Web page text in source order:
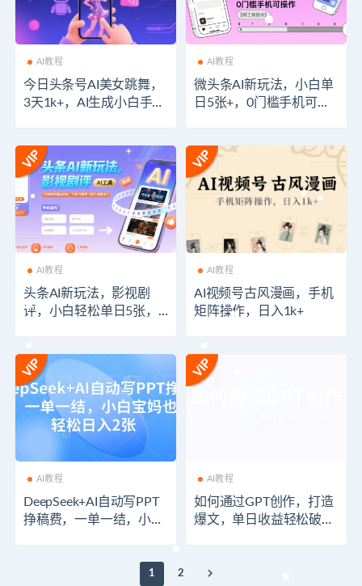
AI教程
今日头条号AI美女跳舞，
3天1k+，AI生成小白手机
AI教程
微头条AI新玩法，小白单
日5张+，0门槛手机可操
AI教程
头条AI新玩法，影视剧
评，小白轻松单日5张，
AI教程
AI视频号古风漫画，手机
矩阵操作，日入1k+
AI教程
DeepSeek+AI自动写PPT
挣稿费，一单一结，小白
AI教程
如何通过GPT创作，打造
爆文，单日收益轻松破四
1 2